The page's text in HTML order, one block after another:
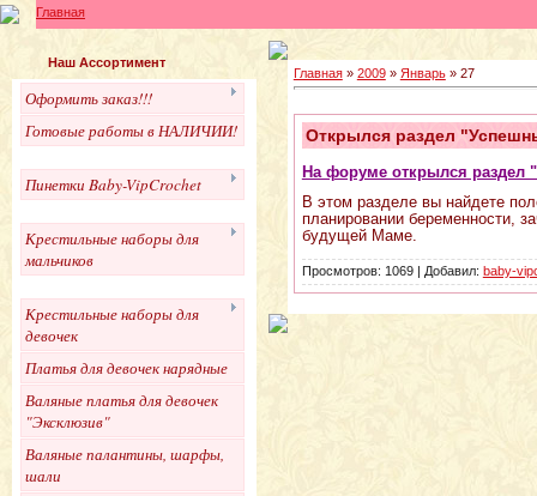
Главная
Наш Ассортимент
Оформить заказ!!!
Готовые работы в НАЛИЧИИ!
Пинетки Baby-VipCrochet
Крестильные наборы для
мальчиков
Крестильные наборы для
девочек
Платья для девочек нарядные
Валяные платья для девочек
"Эксклюзив"
Валяные палантины, шарфы,
шали
Главная» 2009 » Январь » 27
Открылся раздел
На форуме открылся
В этом разделе вы найдете
планировании беременности,
будущей Маме.
Просмотров: 1069 Добавил: baby-